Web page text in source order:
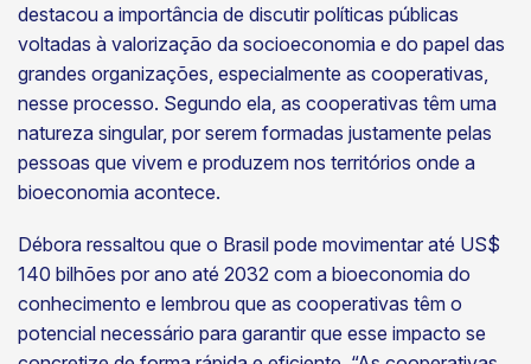
destacou a importância de discutir políticas públicas
voltadas à valorização da socioeconomia e do papel das
grandes organizações, especialmente as cooperativas,
nesse processo. Segundo ela, as cooperativas têm uma
natureza singular, por serem formadas justamente pelas
pessoas que vivem e produzem nos territórios onde a
bioeconomia acontece.
Débora ressaltou que o Brasil pode movimentar até US$
140 bilhões por ano até 2032 com a bioeconomia do
conhecimento e lembrou que as cooperativas têm o
potencial necessário para garantir que esse impacto se